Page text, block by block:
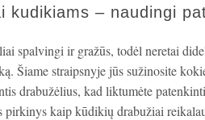
kudikiams – naudingi
spalvingi ir gražūs, todėl neretai
Šiame straipsnyje jūs sužinosite
drabužėlius, kad liktumėte
pirkinys kaip kūdikių drabužiai